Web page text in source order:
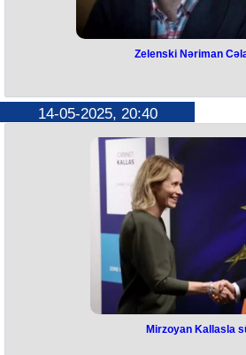
Müvafiq sərəncamı Ukrayna
Ukrayna lideri qərarı ötən il dekabrın
Cəlalın bu vəzifəyə təsdiqlənməsi
gözlənilən danışıqlar
Cəlal Krım tatar xalqı Məclisinin sədr
4-də Rusiya Federasiyası tərəfindən
yaxınlığında Perevalnoye
hissəsini partlatmaqda ittiham
azadlıqdan məhrum edilib. Cəlal
əsirliyindən
Zelenski Nəriman
14-05-2025, 20:40
Mirzoyan Kallasla